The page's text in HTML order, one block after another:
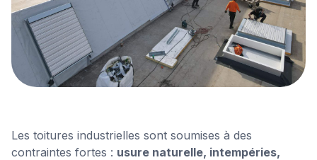
Les toitures industrielles sont soumises à des
contraintes fortes : usure naturelle, intempéries,